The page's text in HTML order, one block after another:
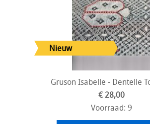
Gruson Isabelle - Dentelle
€ 28,00
Voorraad: 9